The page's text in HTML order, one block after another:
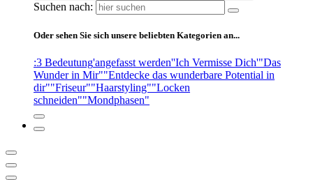
Suchen nach:
Oder sehen Sie sich unsere beliebten Kategorien an...
:3 Bedeutung'angefasst werden''Ich Vermisse Dich'"Das
Wunder in Mir""Entdecke das wunderbare Potential in
dir""Friseur""Haarstyling""Locken
schneiden""Mondphasen"